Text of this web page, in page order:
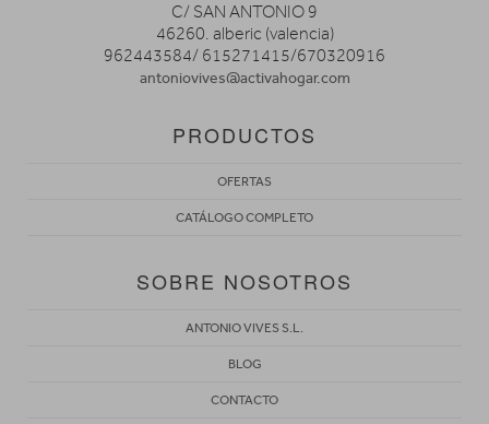
C/ SAN ANTONIO 9
46260. alberic (valencia)
962443584/ 615271415/670320916
antoniovives@activahogar.com
PRODUCTOS
OFERTAS
CATÁLOGO COMPLETO
SOBRE NOSOTROS
ANTONIO VIVES S.L.
BLOG
CONTACTO